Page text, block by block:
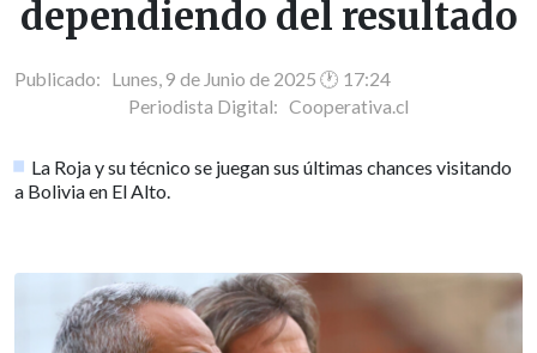
dependiendo del resultado
Publicado: Lunes, 9 de Junio de 2025 🕐 17:24
Periodista Digital: Cooperativa.cl
La Roja y su técnico se juegan sus últimas chances visitando
a Bolivia en El Alto.